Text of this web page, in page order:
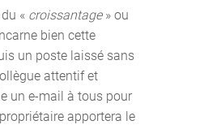
« croissantage» ou
bien cette
un poste laissé sans
attentif et
un e-mail à tous pour
apportera le